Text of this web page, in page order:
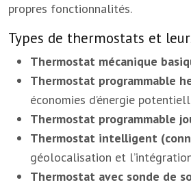
propres fonctionnalités.
Types de thermostats et
Thermostat mécanique
Thermostat programmable
économies d’énergie
Thermostat programmable
Thermostat intelligent
géolocalisation et
Thermostat avec sonde de